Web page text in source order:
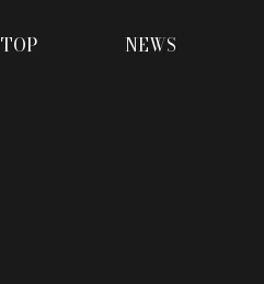
TOP NEWS